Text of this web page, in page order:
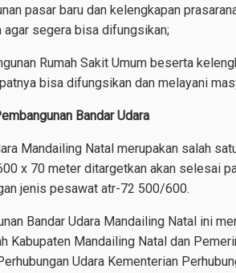
pasar baru dan kelengkapan
agar segera bisa difungsikan;
Rumah Sakit Umum beserta
bisa difungsikan dan melayani
Bandar Udara
Mandailing Natal merupakan salah
x 70 meter ditargetkan akan selesai
jenis pesawat atr-72 500/600.
Bandar Udara Mandailing Natal ini
Kabupaten Mandailing Natal dan
Udara Kementerian